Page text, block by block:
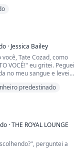
ela diz a Rain
en...
· Jessica Bailey
Tate Cozad, como
VOCÊ!" eu gritei. Peguei
no meu sangue e levei
companheiro.
não era o homem
predestinado
·THE ROYAL LOUNGE
perguntei a